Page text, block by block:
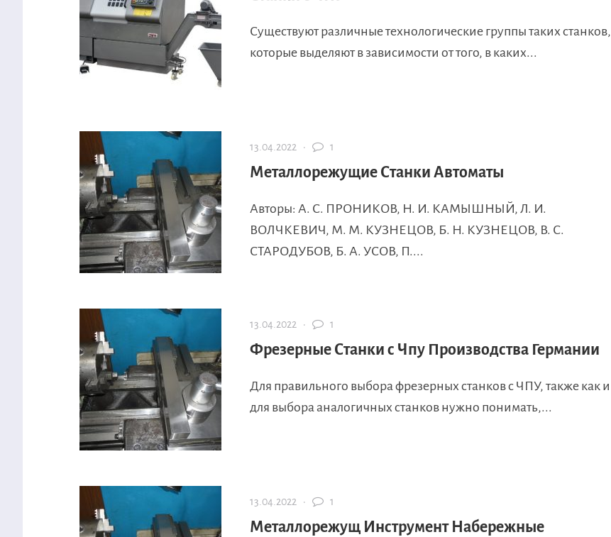
Существуют различные технологические группы таких станков,
которые выделяют в зависимости от того, в каких...
13.04.2022 · 1
Металлорежущие Станки Автоматы
Авторы: А. С. ПРОНИКОВ, Н. И. КАМЫШНЫЙ, Л. И.
ВОЛЧКЕВИЧ, М. М. КУЗНЕЦОВ, Б. Н. КУЗНЕЦОВ, В. С.
СТАРОДУБОВ, Б. А. УСОВ, П....
13.04.2022 · 1
Фрезерные Станки с Чпу Производства Германии
Для правильного выбора фрезерных станков с ЧПУ, также как и
для выбора аналогичных станков нужно понимать,...
13.04.2022 · 1
Металлорежущ Инструмент Набережные